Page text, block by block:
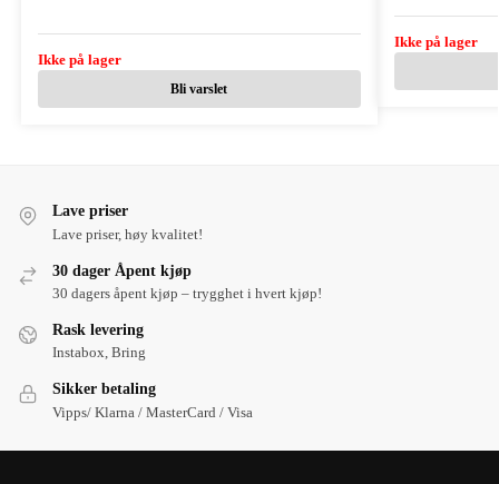
Ikke på lager
Bli varslet
Ikke på lager
Lave priser
Lave priser, høy kvalitet!
30 dager Åpent kjøp
30 dagers åpent kjøp – trygghet i hvert kjøp!
Rask levering
Instabox, Bring
Sikker betaling
Vipps/ Klarna / MasterCard / Visa